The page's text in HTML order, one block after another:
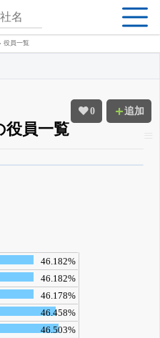
役員一覧
0 追加
役員一覧
じめる
46.182%
46.182%
46.178%
46.458%
46.503%